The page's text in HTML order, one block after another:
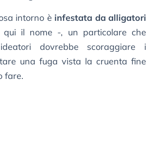
intorno è infestata da alligatori
il nome -, un particolare che
dovrebbe scoraggiare i
una fuga vista la cruenta fine
fare.